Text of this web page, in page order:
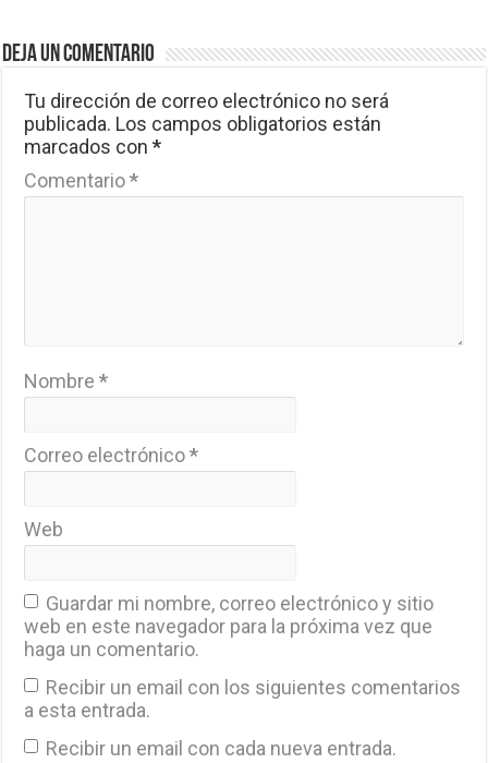
Deja un comentario
Tu dirección de correo electrónico no será
publicada. Los campos obligatorios están
marcados con*
Comentario*
Nombre*
Correo electrónico*
Web
Guardar mi nombre, correo electrónico y sitio
web en este navegador para la próxima vez que
haga un comentario.
Recibir un email con los siguientes comentarios
a esta entrada.
Recibir un email con cada nueva entrada.